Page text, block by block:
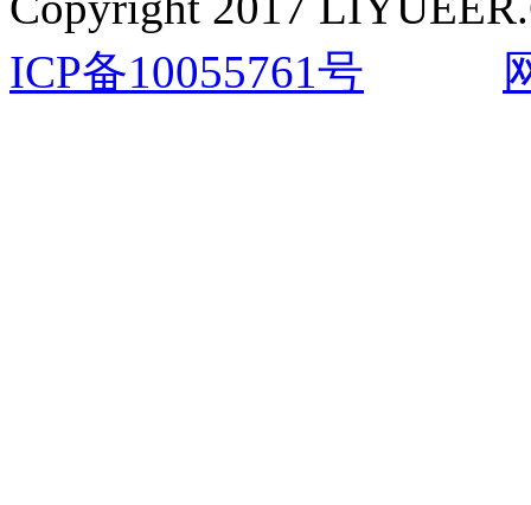
ICP备10055761号